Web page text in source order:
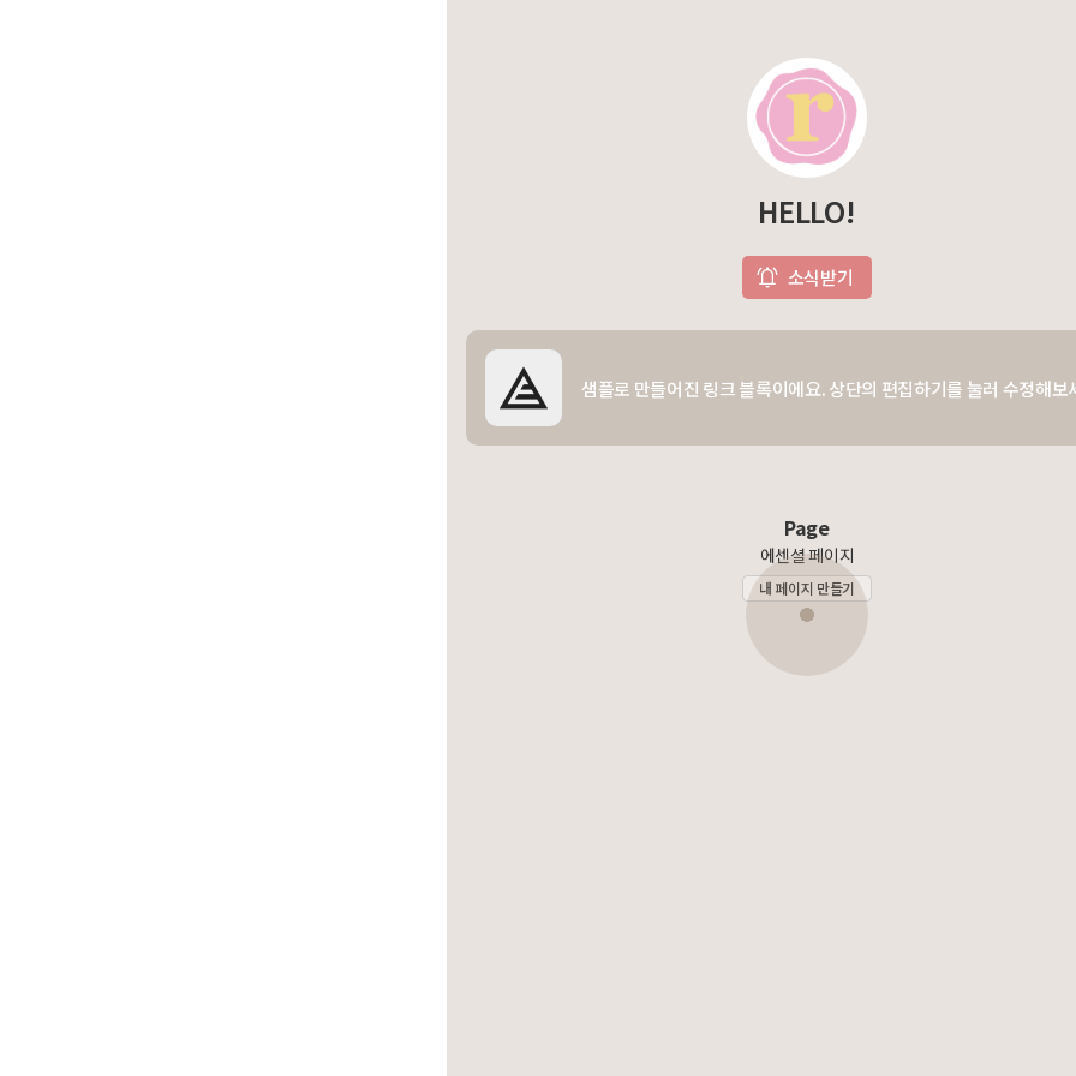
HELLO!
소식받기
샘플로 만들어진 링크 블록이에요. 상단의 편집하기를 눌러 수정해보
Page
에센셜 페이지
내 페이지 만들기